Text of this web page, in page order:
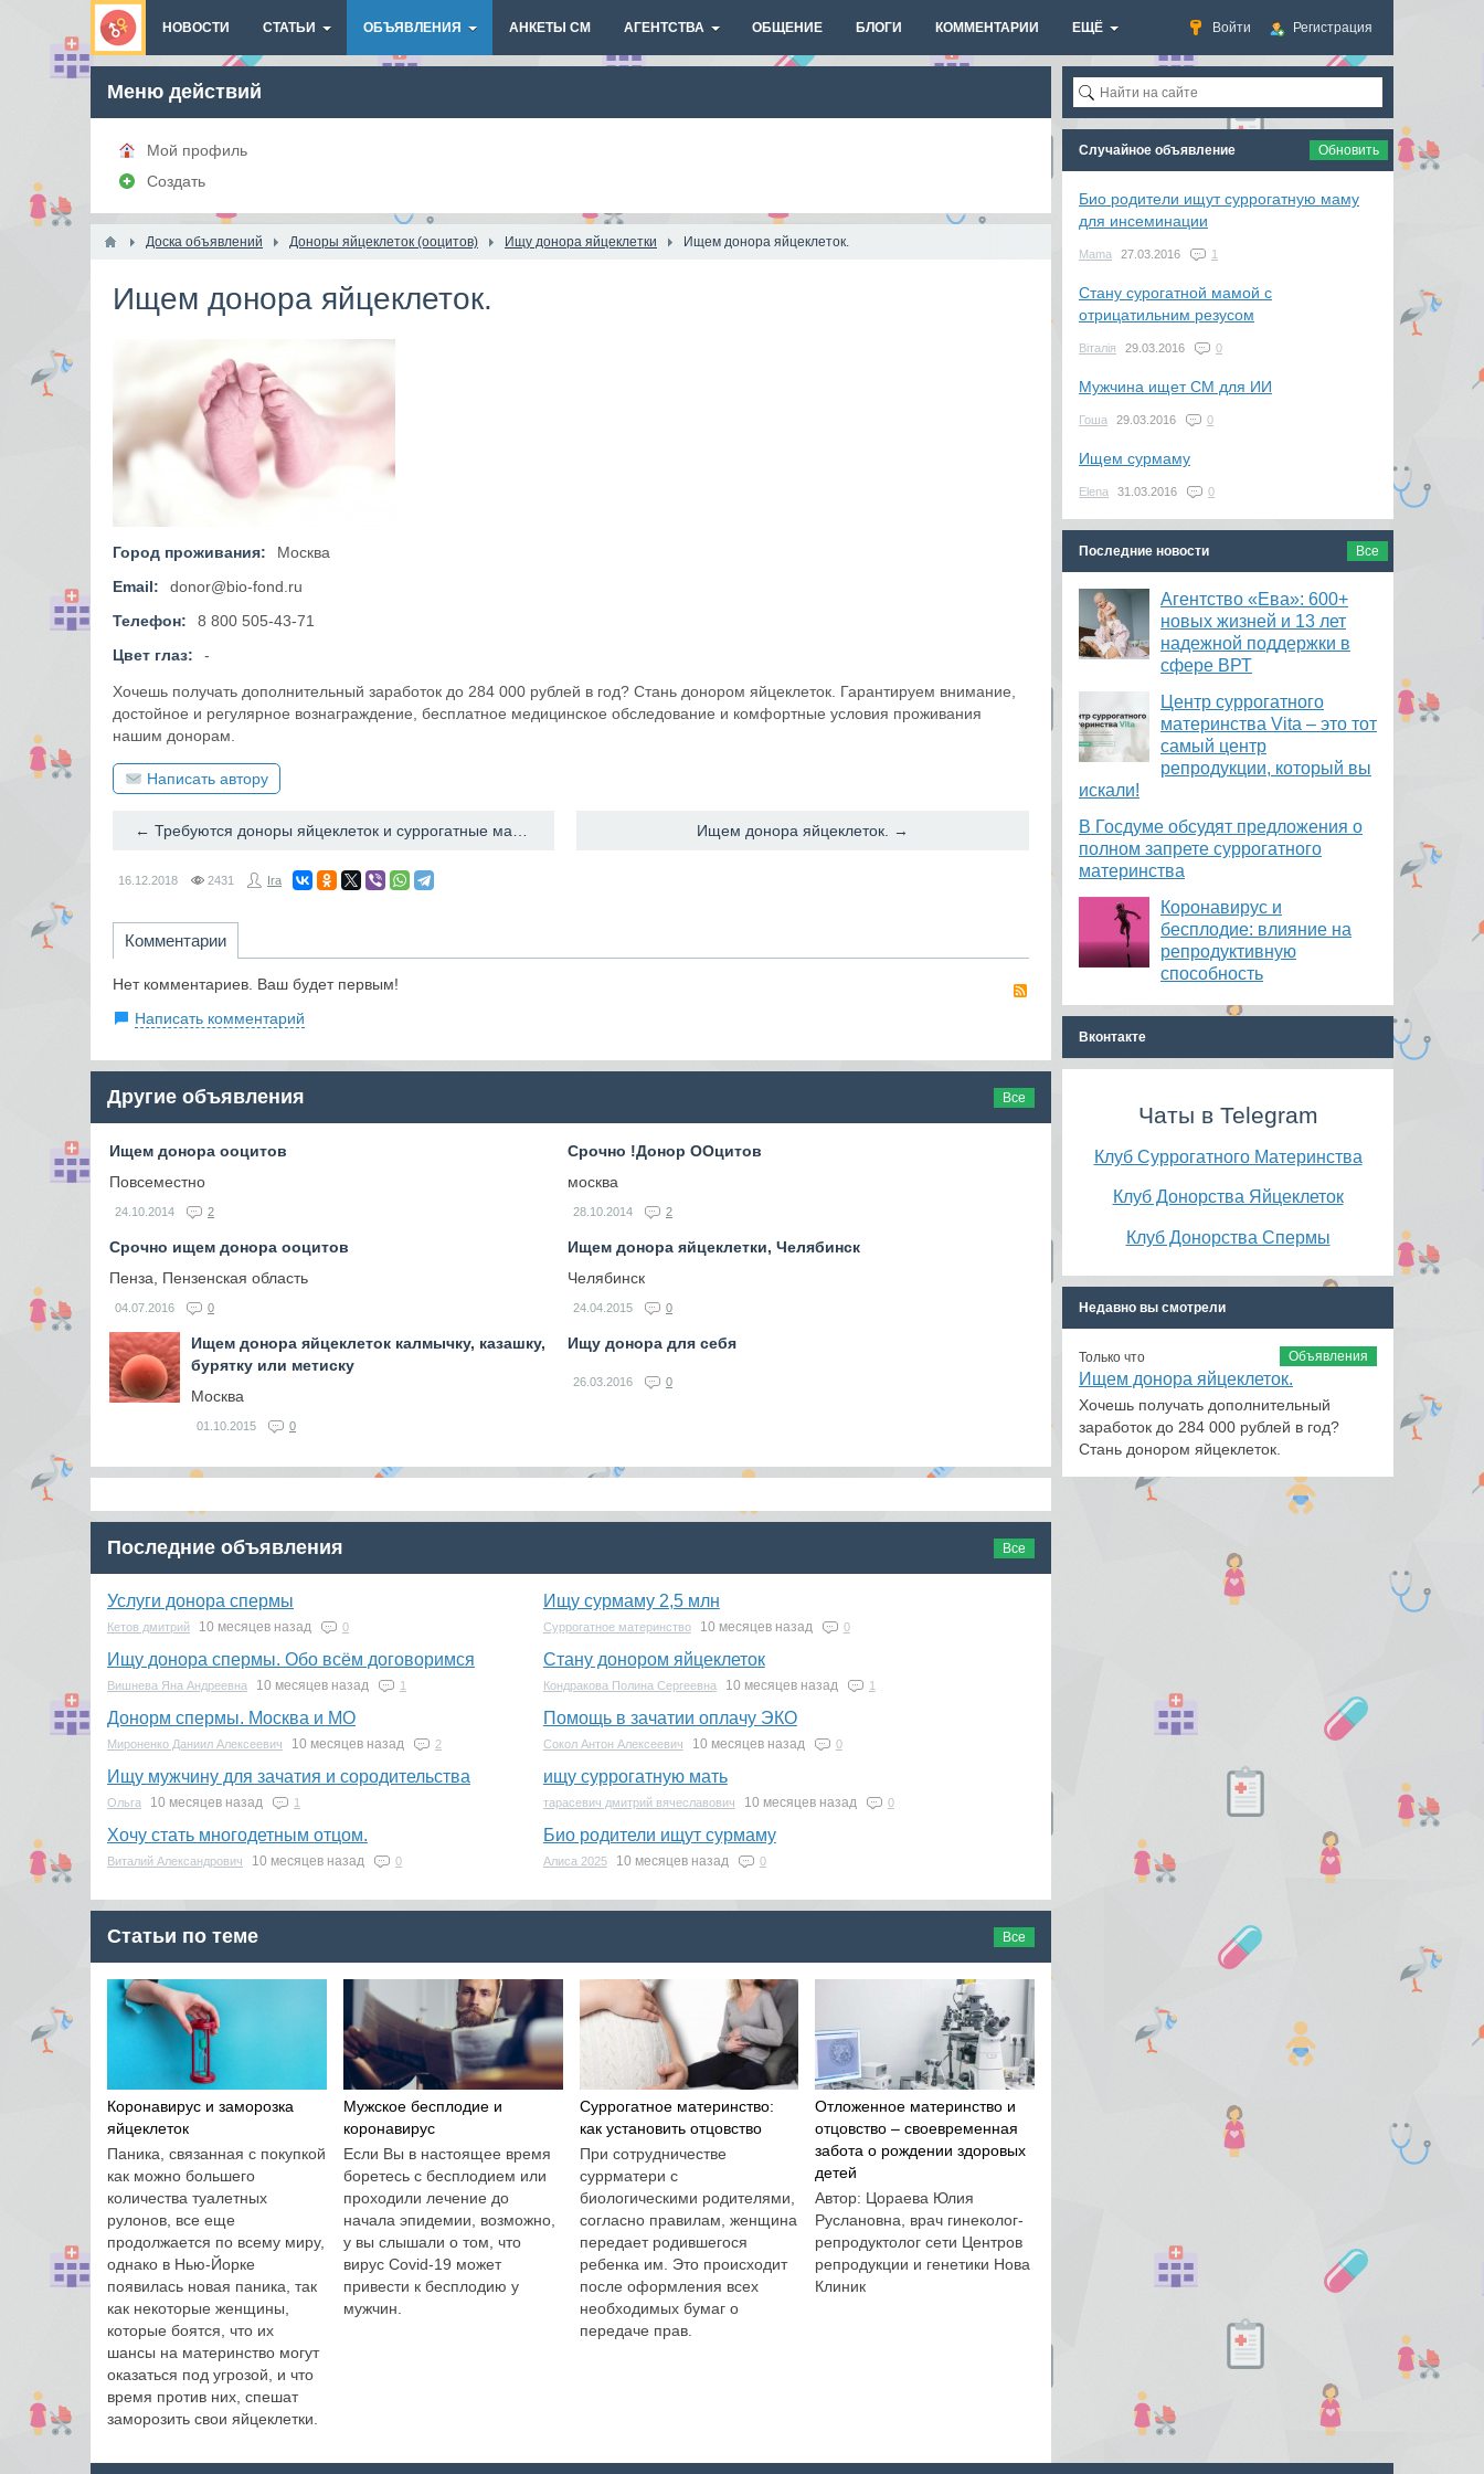
Войти Регистрация
НОВОСТИ СТАТЬИ ОБЪЯВЛЕНИЯ АНКЕТЫ СМ АГЕНТСТВА ОБЩЕНИЕ БЛОГИ КОММЕНТАРИИ ЕЩЁ
Меню действий
Мой профиль
Создать
Доска объявлений Доноры яйцеклеток (ооцитов) Ищу донора яйцеклетки Ищем донора яйцеклеток.
Ищем донора яйцеклеток.
Город проживания:
Москва
Email:
donor@bio-fond.ru
Телефон:
8 800 505-43-71
Цвет глаз:
-
Хочешь получать дополнительный заработок до 284 000 рублей в год? Стань донором яйцеклеток. Гарантируем внимание,
достойное и регулярное вознаграждение, бесплатное медицинское обследование и комфортные условия проживания
нашим донорам.
Написать автору
Ищем донора яйцеклеток. →
16.12.2018 2431 Ira
Комментарии
Нет комментариев. Ваш будет первым!
Написать комментарий
Другие объявления Все
Ищем донора ооцитов
Повсеместно
24.10.2014 2
Срочно !Донор ООцитов
москва
28.10.2014 2
Срочно ищем донора ооцитов
Пенза, Пензенская область
04.07.2016 0
Ищем донора яйцеклетки, Челябинск
Челябинск
24.04.2015 0
Ищем донора яйцеклеток калмычку, казашку,
бурятку или метиску
Москва
01.10.2015 0
Ищу донора для себя
26.03.2016 0
Последние объявления Все
Услуги донора спермы
Кетов дмитрий 10 месяцев назад 0
Ищу сурмаму 2,5 млн
Суррогатное материнство 10 месяцев назад 0
Ищу донора спермы. Обо всём договоримся
Вишнева Яна Андреевна 10 месяцев назад 1
Стану донором яйцеклеток
Кондракова Полина Сергеевна 10 месяцев назад 1
Донорм спермы. Москва и МО
Мироненко Даниил Алексеевич 10 месяцев назад 2
Помощь в зачатии оплачу ЭКО
Сокол Антон Алексеевич 10 месяцев назад 0
Ищу мужчину для зачатия и сородительства
Ольга 10 месяцев назад 1
ищу суррогатную мать
тарасевич дмитрий вячеславович 10 месяцев назад 0
Хочу стать многодетным отцом.
Виталий Александрович 10 месяцев назад 0
Био родители ищут сурмаму
Алиса 2025 10 месяцев назад 0
Статьи по теме Все
Коронавирус и заморозка
яйцеклеток
Паника, связанная с покупкой
как можно большего
количества туалетных
рулонов, все еще
продолжается по всему миру,
однако в Нью-Йорке
появилась новая паника, так
как некоторые женщины,
которые боятся, что их
шансы на материнство могут
оказаться под угрозой, и что
время против них, спешат
заморозить свои яйцеклетки.
Мужское бесплодие и
коронавирус
Если Вы в настоящее время
боретесь с бесплодием или
проходили лечение до
начала эпидемии, возможно,
у вы слышали о том, что
вирус Covid-19 может
привести к бесплодию у
мужчин.
Суррогатное материнство:
как установить отцовство
При сотрудничестве
суррматери с
биологическими родителями,
согласно правилам, женщина
передает родившегося
ребенка им. Это происходит
после оформления всех
необходимых бумаг о
передаче прав.
Отложенное материнство и
отцовство – своевременная
забота о рождении здоровых
детей
Автор: Цораева Юлия
Руслановна, врач гинеколог-
репродуктолог сети Центров
репродукции и генетики Нова
Клиник
Случайное объявление Обновить
Био родители ищут суррогатную маму
для инсеминации
Mama 27.03.2016 1
Стану сурогатной мамой с
отрицатильним резусом
Віталія 29.03.2016 0
Мужчина ищет СМ для ИИ
Гоша 29.03.2016 0
Ищем сурмаму
Elena 31.03.2016 0
Последние новости Все
Агентство «Ева»: 600+
новых жизней и 13 лет
надежной поддержки в
сфере ВРТ
​Центр суррогатного
материнства Vita – это тот
самый центр
репродукции, который вы
искали!
В Госдуме обсудят предложения о
полном запрете суррогатного
материнства
Коронавирус и
бесплодие: влияние на
репродуктивную
способность
Вконтакте
Чаты в Telegram
Клуб Суррогатного Материнства
Клуб Донорства Яйцеклеток
Клуб Донорства Спермы
Недавно вы смотрели
Объявления
Только что
Ищем донора яйцеклеток.
Хочешь получать дополнительный
заработок до 284 000 рублей в год?
Стань донором яйцеклеток.